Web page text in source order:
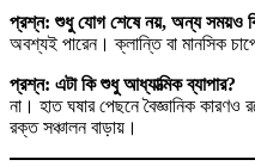
প্রশ্ন: শুধু যোগ শেষে নয়, অন্য সময়ও
অবশ্যই পারেন। ক্লান্তি বা মানসিক
প্রশ্ন: এটা কি শুধু আধ্যাত্মিক ব্যাপার?
না। হাত ঘষার পেছনে বৈজ্ঞানিক কারণও
রক্ত সঞ্চালন বাড়ায়।